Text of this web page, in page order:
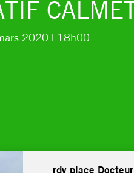
2020 | 18h00
rdv place